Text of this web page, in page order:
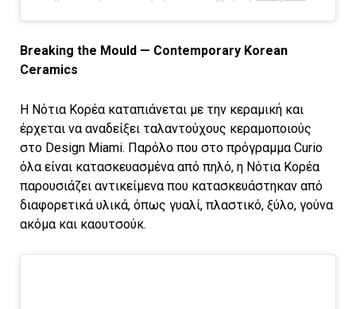
Breaking the Mould — Contemporary Korean
Ceramics
Η Νότια Κορέα καταπιάνεται με την κεραμική και
έρχεται να αναδείξει ταλαντούχους κεραμοποιούς
στο Design Miami. Παρόλο που στο πρόγραμμα Curio
όλα είναι κατασκευασμένα από πηλό, η Νότια Κορέα
παρουσιάζει αντικείμενα που κατασκευάστηκαν από
διαφορετικά υλικά, όπως γυαλί, πλαστικό, ξύλο, γούνα
ακόμα και καουτσούκ.